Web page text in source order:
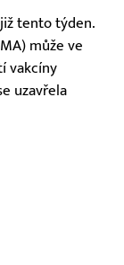
tento týden.
může ve
vakcíny
uzavřela